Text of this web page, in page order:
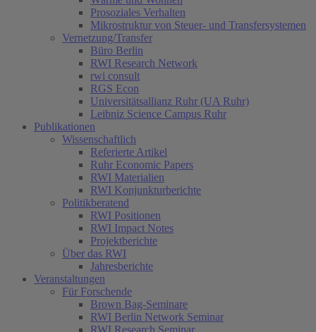
Prosoziales Verhalten
Mikrostruktur von Steuer- und Transfersystemen
Vernetzung/Transfer
Büro Berlin
RWI Research Network
rwi consult
RGS Econ
Universitätsallianz Ruhr (UA Ruhr)
Leibniz Science Campus Ruhr
Publikationen
Wissenschaftlich
Referierte Artikel
Ruhr Economic Papers
RWI Materialien
RWI Konjunkturberichte
Politikberatend
RWI Positionen
RWI Impact Notes
Projektberichte
Über das RWI
Jahresberichte
Veranstaltungen
Für Forschende
Brown Bag-Seminare
RWI Berlin Network Seminar
RWI Research Seminar